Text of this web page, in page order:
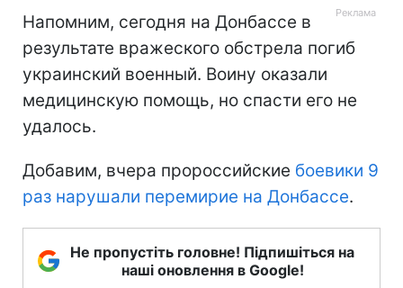
Напомним, сегодня на Донбассе в
результате вражеского обстрела погиб
украинский военный. Воину оказали
медицинскую помощь, но спасти его не
удалось.
Добавим, вчера пророссийские боевики 9
раз нарушали перемирие на Донбассе.
Не пропустіть головне! Підпишіться на
наші оновлення в Google!